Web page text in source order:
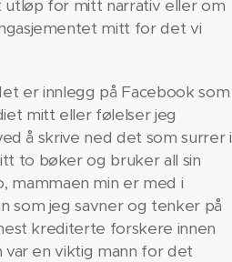
utløp for mitt narrativ eller om
mitt for det vi
er innlegg på Facebook som
mitt eller følelser jeg
å skrive ned det som surrer i
to bøker og bruker all sin
mammaen min er med i
som jeg savner og tenker på
krediterte forskere innen
en viktig mann for det